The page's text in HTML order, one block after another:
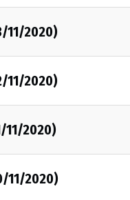
11/2020)
11/2020)
11/2020)
11/2020)